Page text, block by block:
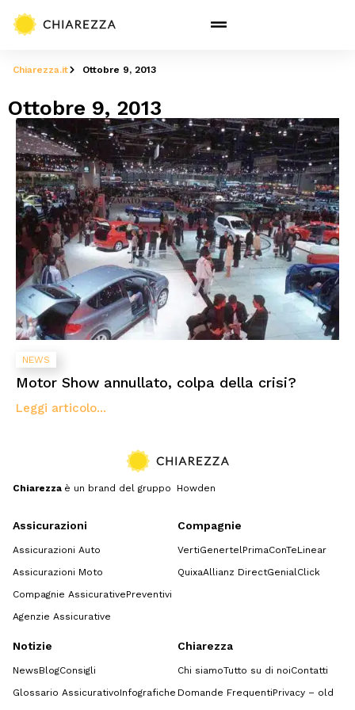
Chiarezza.it Ottobre 9, 2013
Ottobre 9, 2013
NEWS
Motor Show annullato, colpa della crisi?
Leggi articolo...
Chiarezza è un brand del gruppo Howden
Assicurazioni
Assicurazioni Auto
Assicurazioni Moto
Compagnie AssicurativePreventivi
Agenzie Assicurative
Compagnie
VertiGenertel PrimaConTeLinear
QuixaAllianz DirectGenialClick
Notizie
NewsBlogConsigli
Glossario AssicurativoInfografiche
Chiarezza
Chi siamoTutto su di noiContatti
Domande FrequentiPrivacy – old